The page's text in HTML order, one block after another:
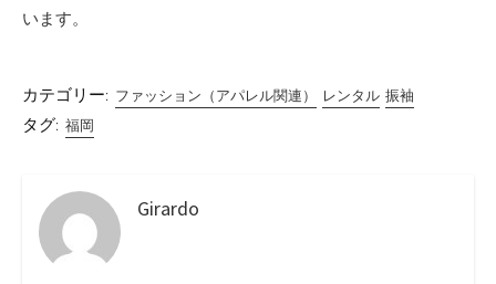
います。
カテゴリー: ファッション（アパレル関連） レンタル 振袖
タグ: 福岡
Girardo